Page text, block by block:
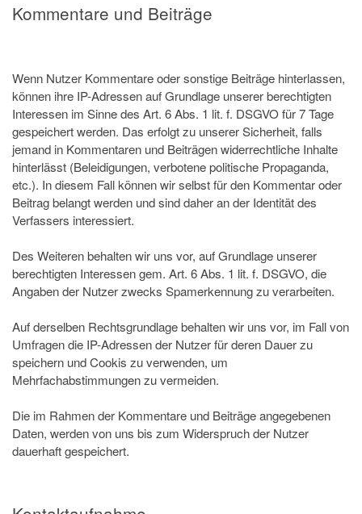
Kommentare und Beiträge
Wenn Nutzer Kommentare oder sonstige Beiträge hinterlassen,
können ihre IP-Adressen auf Grundlage unserer berechtigten
Interessen im Sinne des Art. 6 Abs. 1 lit. f. DSGVO für 7 Tage
gespeichert werden. Das erfolgt zu unserer Sicherheit, falls
jemand in Kommentaren und Beiträgen widerrechtliche Inhalte
hinterlässt (Beleidigungen, verbotene politische Propaganda,
etc.). In diesem Fall können wir selbst für den Kommentar oder
Beitrag belangt werden und sind daher an der Identität des
Verfassers interessiert.
Des Weiteren behalten wir uns vor, auf Grundlage unserer
berechtigten Interessen gem. Art. 6 Abs. 1 lit. f. DSGVO, die
Angaben der Nutzer zwecks Spamerkennung zu verarbeiten.
Auf derselben Rechtsgrundlage behalten wir uns vor, im Fall von
Umfragen die IP-Adressen der Nutzer für deren Dauer zu
speichern und Cookis zu verwenden, um
Mehrfachabstimmungen zu vermeiden.
Die im Rahmen der Kommentare und Beiträge angegebenen
Daten, werden von uns bis zum Widerspruch der Nutzer
dauerhaft gespeichert.